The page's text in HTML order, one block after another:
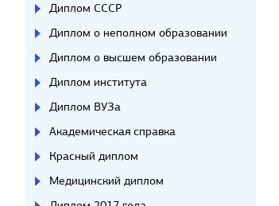
Диплом СССР
Диплом о неполном образовании
Диплом о высшем образовании
Диплом института
Диплом ВУЗа
Академическая справка
Красный диплом
Медицинский диплом